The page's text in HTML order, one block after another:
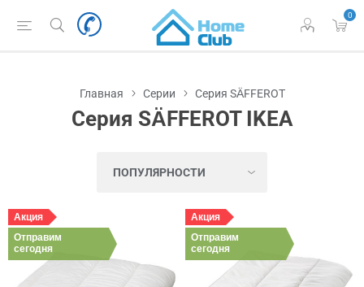
0
Главная Серии Серия SÄFFEROT
Серия SÄFFEROT IKEA
Акция
Отправим
сегодня
Акция
Отправим
сегодня